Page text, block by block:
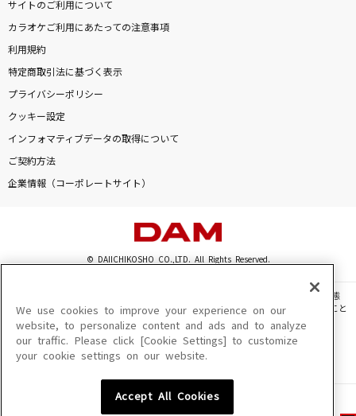
サイトのご利用について
カラオケご利用にあたっての注意事項
利用規約
特定商取引法に基づく表示
プライバシーポリシー
クッキー設定
インフォマティブデータの取得について
ご契約方法
企業情報（コーポレートサイト）
© DAIICHIKOSHO CO.,LTD. All Rights Reserved.
このサイトに掲載されている一切の文章・画像・写真・動画・音声等を、手段や形態
を問わず、著作権法の定める範囲を超えて無断で複製、転載、ファイル化などすること
を禁じます。
楽曲及びコンテンツは、機種によりご利用いただけない場合があります。
楽曲及びコンテンツの配信日、配信内容が変更になる場合があります。
We use cookies to improve your experience on our
website, to personalize content and ads and to analyze
our traffic. Please click [Cookie Settings] to customize
your cookie settings on our website.
Accept All Cookies